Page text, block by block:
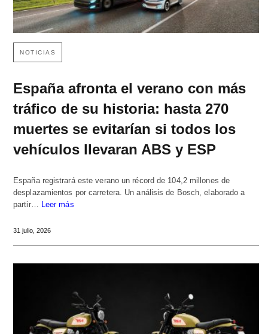
NOTICIAS
España afronta el verano con más
tráfico de su historia: hasta 270
muertes se evitarían si todos los
vehículos llevaran ABS y ESP
España registrará este verano un récord de 104,2 millones de
desplazamientos por carretera. Un análisis de Bosch, elaborado a
partir… Leer más
31 julio, 2026